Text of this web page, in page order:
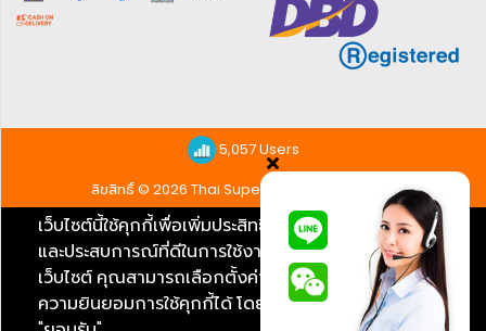
ป่วย
หมุน
ที่นอน
ที่
นอน
5,057 Users
ลิขสิทธิ์ © 2026 Thai Super Shop | สงวนลิขสิทธิ์
เว็บไซต์นี้ใช้คุกกี้เพื่อเพิ่มประสิทธิภาพ
และประสบการณ์ที่ดีในการใช้งาน
เว็บไซต์ คุณสามารถเลือกตั้งค่า
ความยินยอมการใช้คุกกี้ได้ โดยคลิก
ข้อ
กำหนด
และ
เงื่อนไข
ยอมรับ